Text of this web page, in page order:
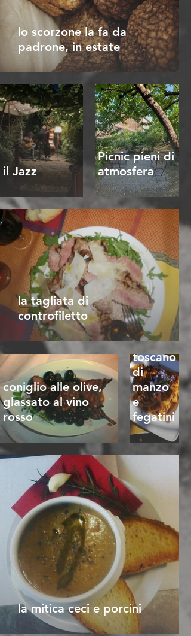
lo scorzone la fa da
padrone, in estate
il Jazz
Picnic pieni di
atmosfera
la tagliata di
controfiletto
coniglio alle olive,
glassato al vino
rosso
l ragù
toscano
di
manzo
e
fegatini
la mitica ceci e porcini